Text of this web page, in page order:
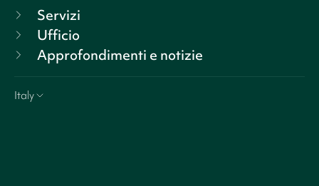
Servizi
Ufficio
Approfondimenti e notizie
Italy